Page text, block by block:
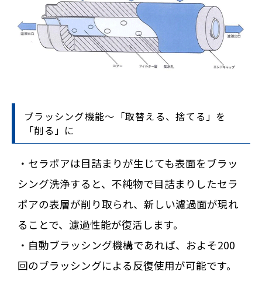
ブラッシング機能～「取替える、捨てる」を
「削る」に
・セラポアは目詰まりが生じても表面をブラッ
シング洗浄すると、不純物で目詰まりしたセラ
ポアの表層が削り取られ、新しい濾過面が現れ
ることで、濾過性能が復活します。
・自動ブラッシング機構であれば、およそ200
回のブラッシングによる反復使用が可能です。